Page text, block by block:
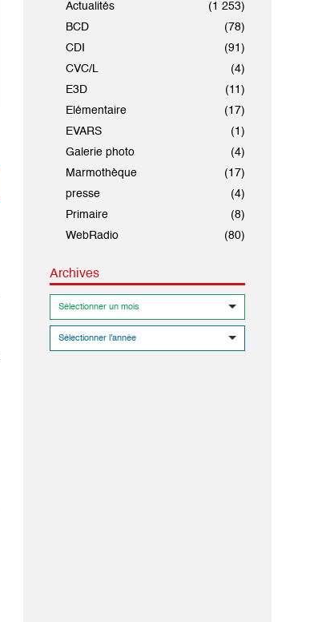
Actualités
(1 253)
BCD
(78)
CDI
(91)
CVC/L
(4)
E3D
(11)
Elémentaire
(17)
EVARS
(1)
Galerie photo
(4)
Marmothèque
(17)
presse
(4)
Primaire
(8)
WebRadio
(80)
Archives